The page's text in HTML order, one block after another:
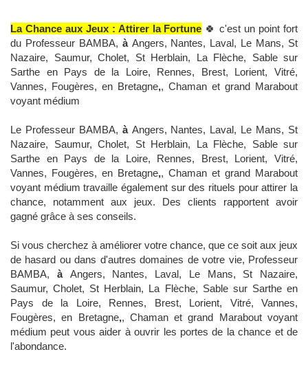
La Chance aux Jeux : Attirer la Fortune 🍀 c'est un point fort
du Professeur BAMBA, à Angers, Nantes, Laval, Le Mans, St
Nazaire, Saumur, Cholet, St Herblain, La Flèche, Sable sur
Sarthe en Pays de la Loire, Rennes, Brest, Lorient, Vitré,
Vannes, Fougères, en Bretagne,, Chaman et grand Marabout
voyant médium
Le Professeur BAMBA, à Angers, Nantes, Laval, Le Mans, St
Nazaire, Saumur, Cholet, St Herblain, La Flèche, Sable sur
Sarthe en Pays de la Loire, Rennes, Brest, Lorient, Vitré,
Vannes, Fougères, en Bretagne,, Chaman et grand Marabout
voyant médium travaille également sur des rituels pour attirer la
chance, notamment aux jeux. Des clients rapportent avoir
gagné grâce à ses conseils.
Si vous cherchez à améliorer votre chance, que ce soit aux jeux
de hasard ou dans d'autres domaines de votre vie, Professeur
BAMBA, à Angers, Nantes, Laval, Le Mans, St Nazaire,
Saumur, Cholet, St Herblain, La Flèche, Sable sur Sarthe en
Pays de la Loire, Rennes, Brest, Lorient, Vitré, Vannes,
Fougères, en Bretagne,, Chaman et grand Marabout voyant
médium peut vous aider à ouvrir les portes de la chance et de
l'abondance.